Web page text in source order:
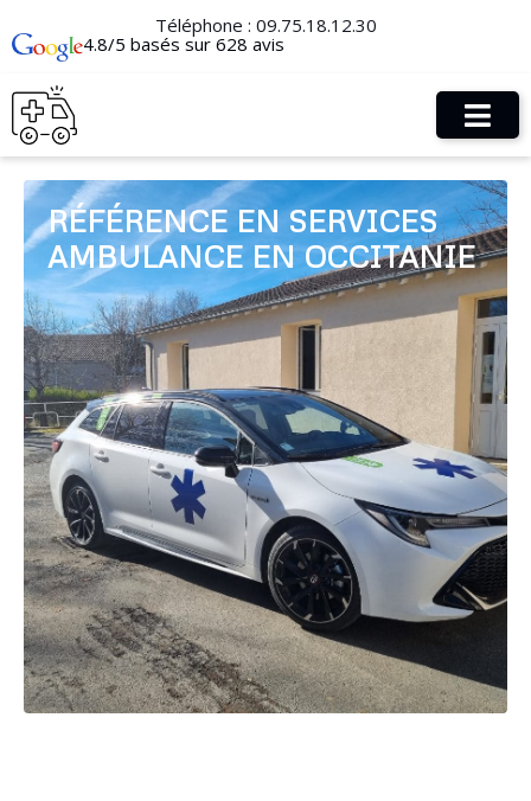
Téléphone : 09.75.18.12.30
4.8/5 basés sur 628 avis
RÉFÉRENCE EN SERVICES
AMBULANCE EN OCCITANIE